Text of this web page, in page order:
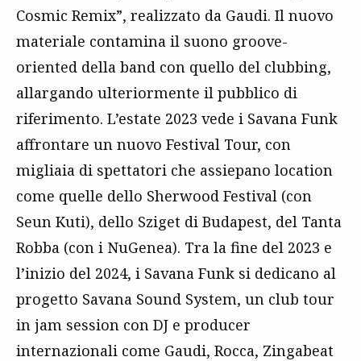
Cosmic Remix”, realizzato da Gaudi. Il nuovo
materiale contamina il suono groove-
oriented della band con quello del clubbing,
allargando ulteriormente il pubblico di
riferimento. L’estate 2023 vede i Savana Funk
affrontare un nuovo Festival Tour, con
migliaia di spettatori che assiepano location
come quelle dello Sherwood Festival (con
Seun Kuti), dello Sziget di Budapest, del Tanta
Robba (con i NuGenea). Tra la fine del 2023 e
l’inizio del 2024, i Savana Funk si dedicano al
progetto Savana Sound System, un club tour
in jam session con DJ e producer
internazionali come Gaudi, Rocca, Zingabeat